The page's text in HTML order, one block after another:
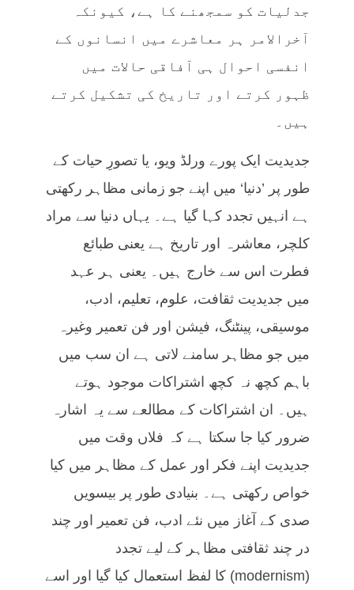
جدلیات کو سمجھنے کا ہے، کیونکہ
آخرالامر ہر معاشرے میں انسانوں کے
انفسی احوال ہی آفاقی حالات میں
ظہور کرتے اور تاریخ کی تشکیل کرتے
ہیں۔
جدیدیت ایک پورے ورلڈ ویو، یا تصورِ حیات کے
طور پر ’دنیا‘ میں اپنے جو زمانی مظاہر رکھتی
ہے انہیں تجدد کہا گیا ہے۔ یہاں دنیا سے مراد
کلچر، معاشرہ اور تاریخ ہے یعنی طبائع
فطرت اس سے خارج ہیں۔ یعنی ہر عہد
میں جدیدیت ثقافت، علوم، تعلیم، ادب،
موسیقی، پینٹنگ، فیشن اور فن تعمیر وغیرہ
میں جو مظاہر سامنے لاتی ہے ان سب میں
باہم کچھ نہ کچھ اشتراکات موجود ہوتے
ہیں۔ ان اشتراکات کے مطالعے سے یہ اشارہ
ضرور کیا جا سکتا ہے کہ فلاں وقت میں
جدیدیت اپنے فکر اور عمل کے مظاہر میں کیا
خواص رکھتی ہے۔ بنیادی طور پر بیسویں
صدی کے آغاز میں نئے ادب، فن تعمیر اور چند
در چند ثقافتی مظاہر کے لیے تجدد
(modernism) کا لفظ استعمال کیا گیا اور اسے